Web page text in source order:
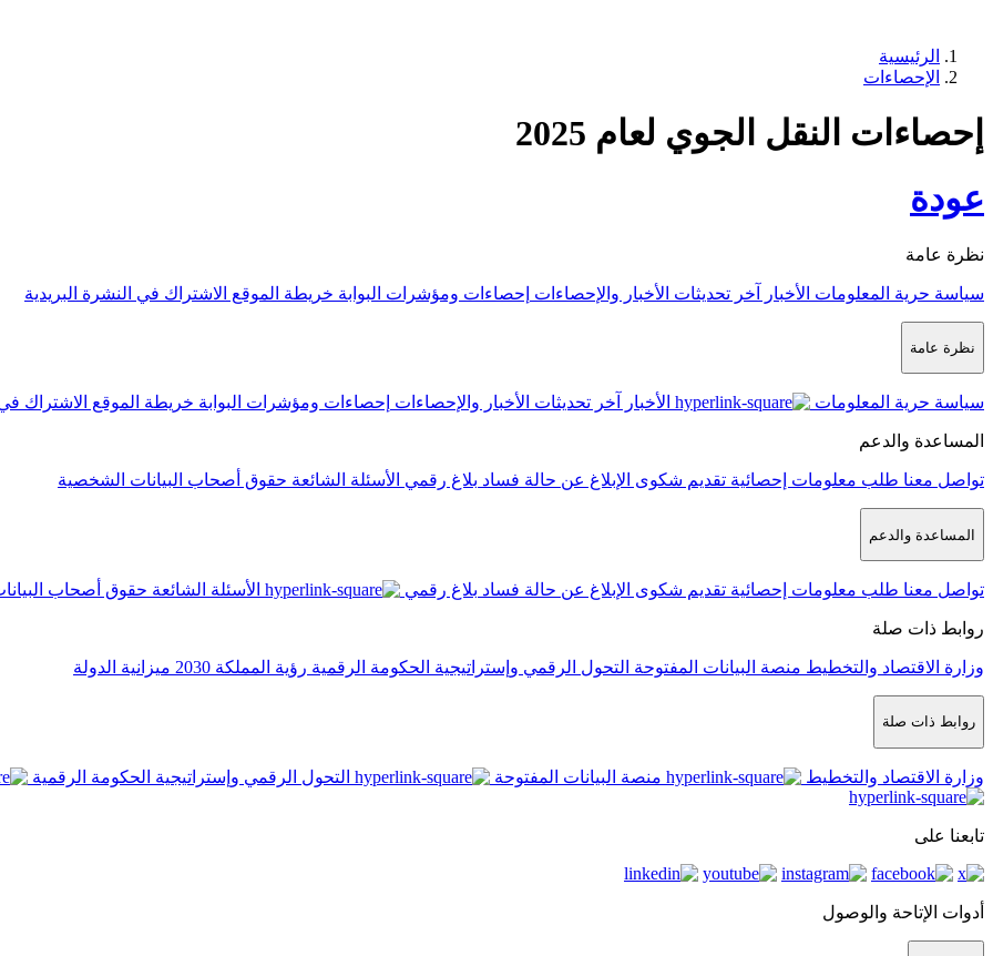
الرئيسية
الإحصاءات
إحصاءات النقل الجوي لعام 2025
عودة
نظرة عامة
سياسة حرية المعلومات الأخبار آخر تحديثات الأخبار والإحصاءات إحصاءات ومؤشرات البوابة خريطة الموقع الاشتراك في النشرة البريدية
نظرة عامة
سياسة حرية المعلومات الأخبار آخر تحديثات الأخبار والإحصاءات إحصاءات ومؤشرات البوابة خريطة الموقع الاشتراك
المساعدة والدعم
تواصل معنا طلب معلومات إحصائية تقديم شكوى الإبلاغ عن حالة فساد بلاغ رقمي الأسئلة الشائعة حقوق أصحاب البيانات الشخصية
المساعدة والدعم
تواصل معنا طلب معلومات إحصائية تقديم شكوى الإبلاغ عن حالة فساد بلاغ رقمي الأسئلة الشائعة حقوق أصحاب
روابط ذات صلة
وزارة الاقتصاد والتخطيط منصة البيانات المفتوحة التحول الرقمي وإستراتيجية الحكومة الرقمية رؤية المملكة 2030 ميزانية الدولة
روابط ذات صلة
وزارة الاقتصاد والتخطيط منصة البيانات المفتوحة التحول الرقمي وإستراتيجية الحكومة الرقمية
تابعنا على
أدوات الإتاحة والوصول